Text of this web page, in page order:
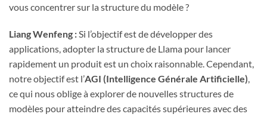
vous concentrer sur la structure du modèle ?
Liang Wenfeng :Si l’objectif est de développer des
applications, adopter la structure de Llama pour lancer
rapidement un produit est un choix raisonnable. Cependant,
notre objectif est l’AGI (Intelligence Générale Artificielle),
ce qui nous oblige à explorer de nouvelles structures de
modèles pour atteindre des capacités supérieures avec des